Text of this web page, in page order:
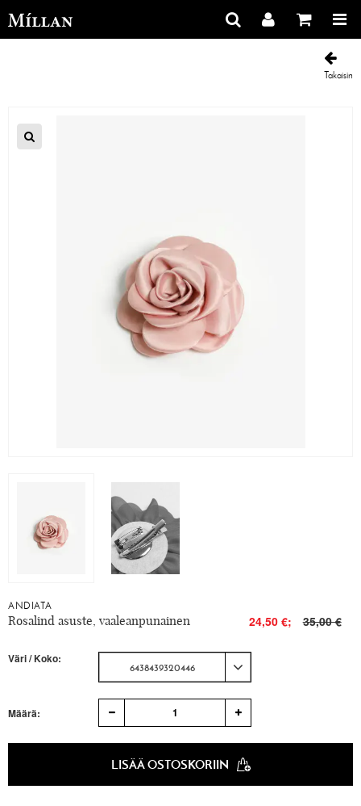
Takaisin
ANDIATA
Rosalind asuste, vaaleanpunainen 24,50 €; 35,00 €
Väri / Koko:
6438439320446
Määrä: 1
LISÄÄ OSTOSKORIIN